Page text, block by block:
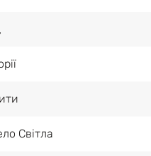
Світла